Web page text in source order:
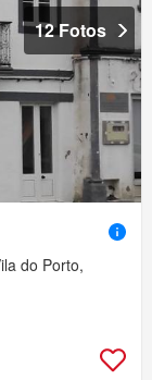
12 Fotos
do Porto,